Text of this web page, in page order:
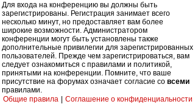
Для входа на конференцию вы должны быть
зарегистрированы. Регистрация занимает всего
несколько минут, но предоставляет вам более
широкие возможности. Администратором
конференции могут быть установлены также
дополнительные привилегии для зарегистрированных
пользователей. Прежде чем зарегистрироваться, вам
следует ознакомиться с правилами и политикой,
принятыми на конференции. Помните, что ваше
присутствие на форумах означает согласие со всеми
правилами.
Общие правила
Соглашение о конфиденциальности